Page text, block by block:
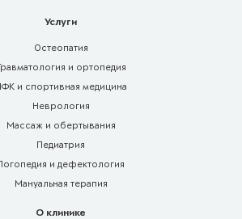
Услуги
Остеопатия
и ортопедия
и спортивная медицина
Неврология
Массаж и обертывания
Педиатрия
и дефектология
Мануальная терапия
О клинике